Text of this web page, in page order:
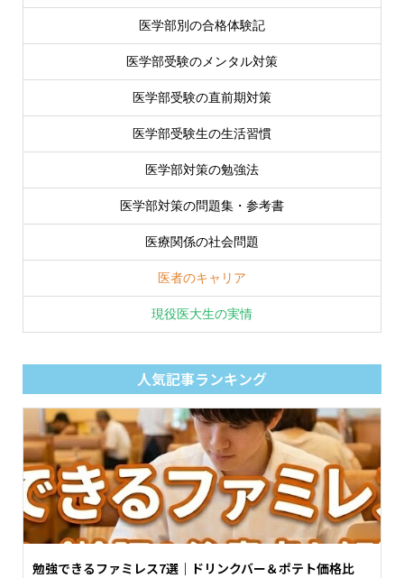
医学部別の合格体験記
医学部受験のメンタル対策
医学部受験の直前期対策
医学部受験生の生活習慣
医学部対策の勉強法
医学部対策の問題集・参考書
医療関係の社会問題
医者のキャリア
現役医大生の実情
人気記事ランキング
勉強できるファミレス7選｜ドリンクバー＆ポテト価格比